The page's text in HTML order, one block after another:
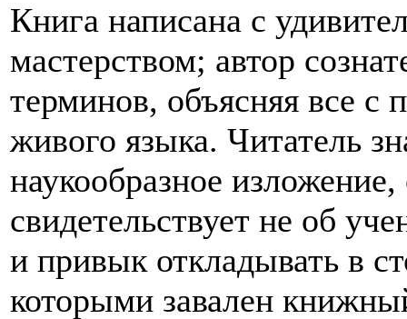
Книга написана с
мастерством; автор
терминов, объясняя все
живого языка. Читатель
наукообразное
свидетельствует не об
и привык откладывать в
которыми завален